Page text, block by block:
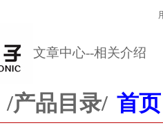
文章中心--相关介绍
/产品目录/ 首页